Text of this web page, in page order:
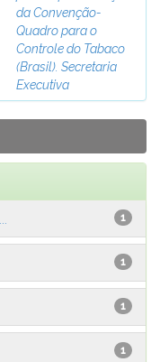
da Convenção-
Quadro para o
Controle do Tabaco
(Brasil). Secretaria
Executiva
1
1
1
1